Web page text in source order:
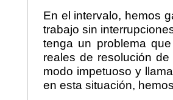
En el intervalo, hemos
trabajo sin
tenga un problema
reales de resolución
modo impetuoso y
en esta situación,